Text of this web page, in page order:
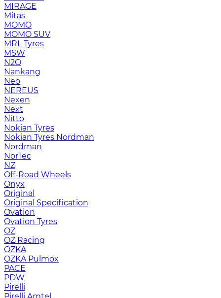
MIRAGE
Mitas
MOMO
MOMO SUV
MRL Tyres
MSW
N2O
Nankang
Neo
NEREUS
Nexen
Next
Nitto
Nokian Tyres
Nokian Tyres Nordman
Nordman
NorTec
NZ
Off-Road Wheels
Onyx
Original
Original Specification
Ovation
Ovation Tyres
OZ
OZ Racing
OZKA
OZKA Pulmox
PACE
PDW
Pirelli